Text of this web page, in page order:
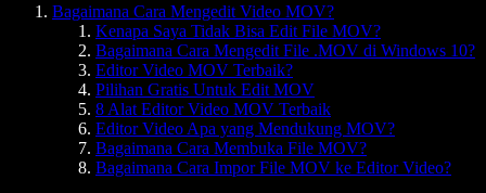
Bagaimana Cara Mengedit Video MOV?
Kenapa Saya Tidak Bisa Edit File MOV?
Bagaimana Cara Mengedit File .MOV di Windows 10?
Editor Video MOV Terbaik?
Pilihan Gratis Untuk Edit MOV
8 Alat Editor Video MOV Terbaik
Editor Video Apa yang Mendukung MOV?
Bagaimana Cara Membuka File MOV?
Bagaimana Cara Impor File MOV ke Editor Video?